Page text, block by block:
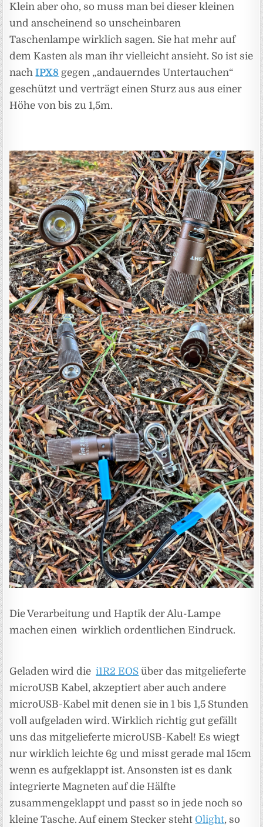
Klein aber oho, so muss man bei dieser kleinen
und anscheinend so unscheinbaren
Taschenlampe wirklich sagen. Sie hat mehr auf
dem Kasten als man ihr vielleicht ansieht. So ist sie
nachIPX8 gegen „andauerndes Untertauchen“
geschützt und verträgt einen Sturz aus aus einer
Höhe von bis zu 1,5m.
Die Verarbeitung und Haptik der Alu-Lampe
machen einen wirklich ordentlichen Eindruck.
Geladen wird diei1R2 EOS über das mitgelieferte
microUSB Kabel, akzeptiert aber auch andere
microUSB-Kabel mit denen sie in 1 bis 1,5 Stunden
voll aufgeladen wird. Wirklich richtig gut gefällt
uns das mitgelieferte microUSB-Kabel! Es wiegt
nur wirklich leichte 6g und misst gerade mal 15cm
wenn es aufgeklappt ist. Ansonsten ist es dank
integrierte Magneten auf die Hälfte
zusammengeklappt und passt so in jede noch so
kleine Tasche. Auf einem Stecker steht Olight, so